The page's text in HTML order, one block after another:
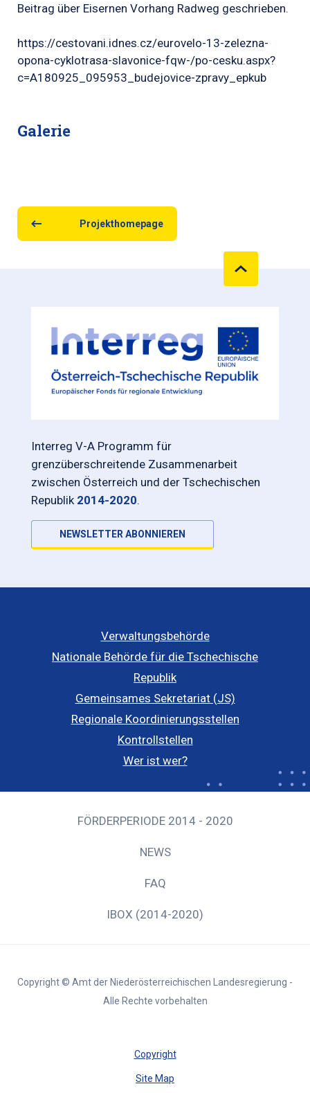
Beitrag über Eisernen Vorhang Radweg geschrieben.
https://cestovani.idnes.cz/eurovelo-13-zelezna-
opona-cyklotrasa-slavonice-fqw-/po-cesku.aspx?
c=A180925_095953_budejovice-zpravy_epkub
Galerie
Projekthomepage
Interreg V-A Programm für
grenzüberschreitende Zusammenarbeit
zwischen Österreich und der Tschechischen
Republik 2014-2020.
NEWSLETTER ABONNIEREN
Verwaltungsbehörde
Nationale Behörde für die Tschechische
Republik
Gemeinsames Sekretariat (JS)
Regionale Koordinierungsstellen
Kontrollstellen
Wer ist wer?
FÖRDERPERIODE 2014 - 2020
NEWS
FAQ
IBOX (2014-2020)
Copyright © Amt der Niederösterreichischen Landesregierung -
Alle Rechte vorbehalten
Copyright
Site Map